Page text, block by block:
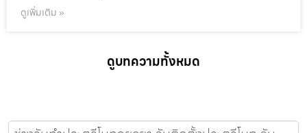
ดูเพิ่มเติม »
ดูบทความทั้งหมด